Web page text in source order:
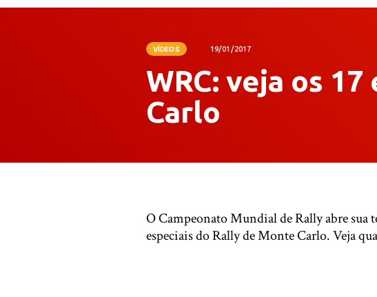
VÍDEOS 19/01/2017
WRC: veja os
Carlo
O Campeonato Mundial de Rally abre sua
especiais do Rally de Monte Carlo. Veja